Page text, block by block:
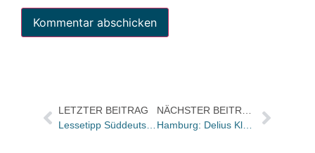
LETZTER BEITRAG
Lessetipp Süddeutsche: „Second Life“ im Ansatz veraltet